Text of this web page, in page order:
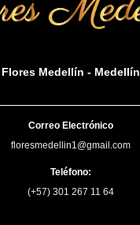
Flores Medellín - Medellín
Correo Electrónico
floresmedellin1@gmail.com
Teléfono:
(+57) 301 267 11 64